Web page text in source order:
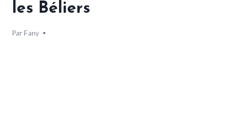
les Béliers
Par Fany
25 décembre 2024